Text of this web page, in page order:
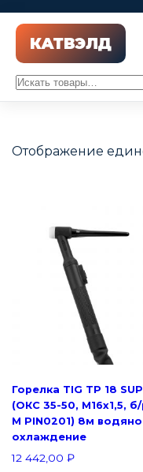
Поиск
Отображение
Горелка TIG TP 18
(ОКС 35-50, M16x1,5,
M PIN0201) 8м
охлаждение
12 442,00 ₽